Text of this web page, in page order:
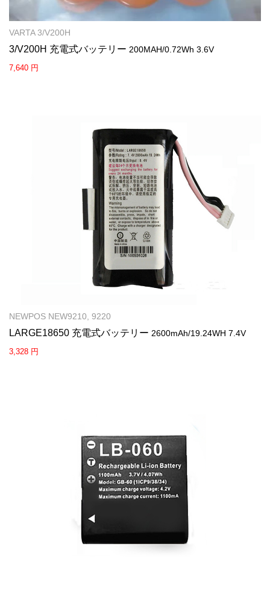
VARTA 3/V200H
3/V200H 充電式バッテリー 200MAH/0.72Wh 3.6V
7,640 円
NEWPOS NEW9210, 9220
LARGE18650 充電式バッテリー 2600mAh/19.24WH 7.4V
3,328 円